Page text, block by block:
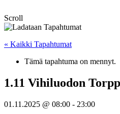
Scroll
« Kaikki Tapahtumat
Tämä tapahtuma on mennyt.
1.11 Vihiluodon
01.11.2025 @ 08:00 - 23:00